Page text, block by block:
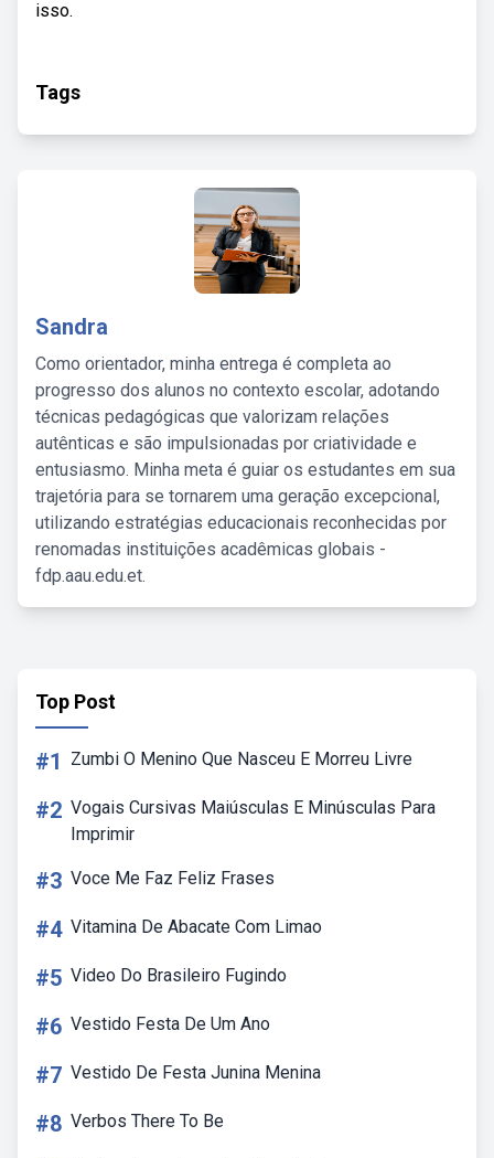
isso.
Tags
Sandra
Como orientador, minha entrega é completa ao
progresso dos alunos no contexto escolar, adotando
técnicas pedagógicas que valorizam relações
autênticas e são impulsionadas por criatividade e
entusiasmo. Minha meta é guiar os estudantes em sua
trajetória para se tornarem uma geração excepcional,
utilizando estratégias educacionais reconhecidas por
renomadas instituições acadêmicas globais -
fdp.aau.edu.et.
Top Post
#1 Zumbi O Menino Que Nasceu E Morreu Livre
#2 Vogais Cursivas Maiúsculas E Minúsculas Para
Imprimir
#3 Voce Me Faz Feliz Frases
#4 Vitamina De Abacate Com Limao
#5 Video Do Brasileiro Fugindo
#6 Vestido Festa De Um Ano
#7 Vestido De Festa Junina Menina
#8 Verbos There To Be